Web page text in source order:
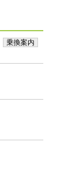
乗換案内